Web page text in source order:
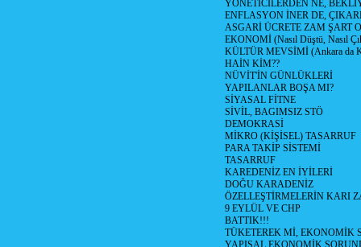
YÖNETİCİLERDEN NE,
ENFLASYON İNER DE,
ASGARİ ÜCRETE ZAM ŞART
EKONOMİ (Nasıl Düştü, Nasıl
KÜLTÜR MEVSİMİ (Ankara da
HAİN KİM??
NÜVİT'İN GÜNLÜKLERİ
YAPILANLAR BOŞA MI?
SİYASAL FİTNE
SİVİL, BAGIMSIZ STÖ
DEMOKRASİ
MİKRO (KİŞİSEL) TASARRUF
PARA TAKİP SİSTEMİ
TASARRUF
KAREDENİZ EN İYİLERİ
DOĞU KARADENİZ
ÖZELLEŞTİRMELERİN KARI
9 EYLÜL VE CHP
BATTIK!!!
TÜKETEREK Mİ, EKONOMİK
YAPISAL EKONOMİK